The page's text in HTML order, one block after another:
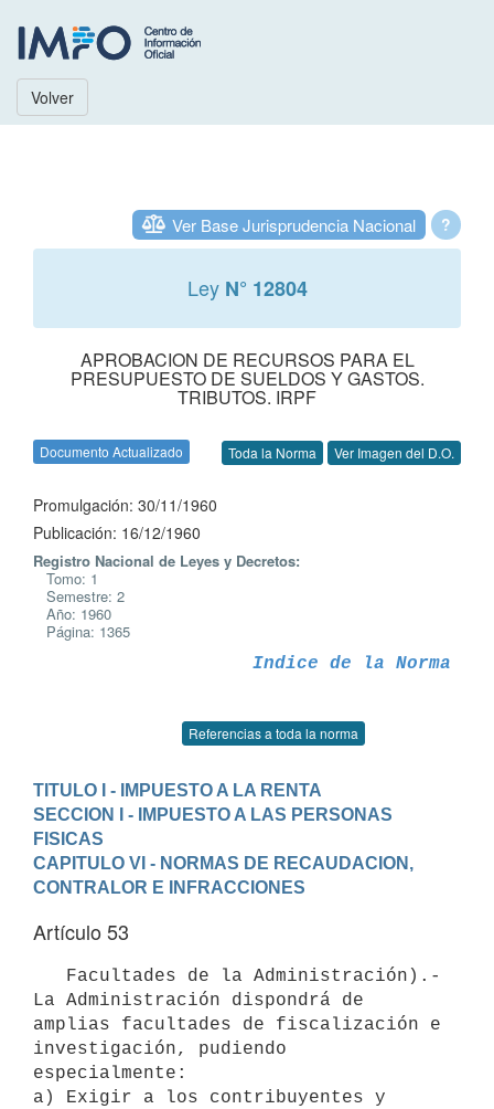
Volver
?
Ver Base Jurisprudencia Nacional
Ley N° 12804
APROBACION DE RECURSOS PARA EL
PRESUPUESTO DE SUELDOS Y GASTOS.
TRIBUTOS. IRPF
Documento Actualizado Toda la Norma Ver Imagen del D.O.
Promulgación: 30/11/1960
Publicación: 16/12/1960
Registro Nacional de Leyes y Decretos:
Tomo: 1
Semestre: 2
Año: 1960
Página: 1365
Indice de la Norma
Referencias a toda la norma
TITULO I - IMPUESTO A LA RENTA
SECCION I - IMPUESTO A LAS PERSONAS
FISICAS
CAPITULO VI - NORMAS DE RECAUDACION,
CONTRALOR E INFRACCIONES
Artículo 53
La Administración dispondrá de
amplias facultades de fiscalización e
investigación, pudiendo
especialmente:
a) Exigir a los contribuyentes y